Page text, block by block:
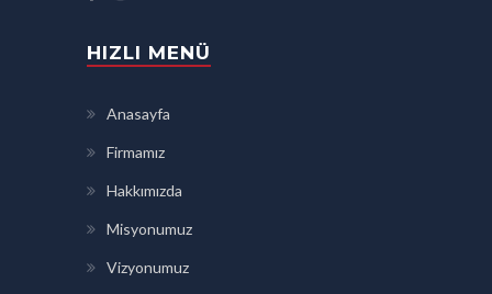
HIZLI MENÜ
Anasayfa
Firmamız
Hakkımızda
Misyonumuz
Vizyonumuz